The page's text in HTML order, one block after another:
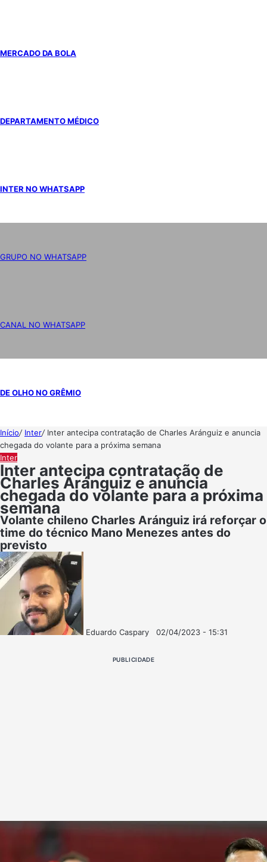
MERCADO DA BOLA
DEPARTAMENTO MÉDICO
INTER NO WHATSAPP
GRUPO NO WHATSAPP
CANAL NO WHATSAPP
DE OLHO NO GRÊMIO
Início/ Inter/ Inter antecipa contratação de Charles Aránguiz e anuncia
chegada do volante para a próxima semana
Inter
Inter antecipa contratação de
Charles Aránguiz e anuncia
chegada do volante para a próxima
semana
Volante chileno Charles Aránguiz irá reforçar o
time do técnico Mano Menezes antes do
previsto
Eduardo Caspary
Xe-
02/04/2023 - 15:31
PUBLICIDADE